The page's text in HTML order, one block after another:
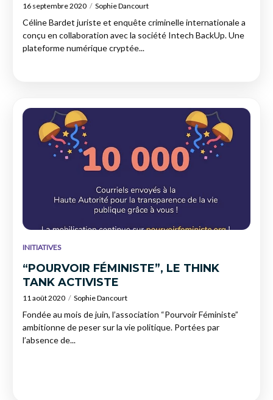
16 septembre 2020 Sophie Dancourt
Céline Bardet juriste et enquête criminelle internationale a
conçu en collaboration avec la société Intech BackUp. Une
plateforme numérique cryptée...
INITIATIVES
“POURVOIR FÉMINISTE”, LE THINK
TANK ACTIVISTE
11 août 2020 Sophie Dancourt
Fondée au mois de juin, l’association “Pourvoir Féministe”
ambitionne de peser sur la vie politique. Portées par
l’absence de...